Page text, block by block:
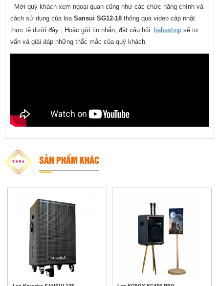
Mời quý khách xem ngoại quan cũng như các chức năng chính và
cách sử dụng của loa Sansui SG12-18 thông qua video cập nhật
thực tế dưới đây , Hoặc gửi tin nhắn, đặt câu hỏi
babashop sẽ tư
vấn và giải đáp những thắc mắc của quý khách
SẢN PHẨM KHÁC